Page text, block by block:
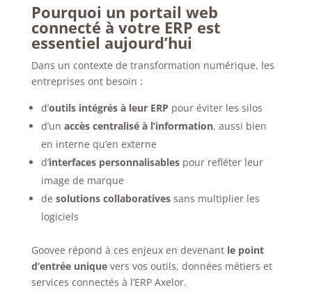
Pourquoi un portail web
connecté à votre ERP est
essentiel aujourd’hui
Dans un contexte de transformation numérique, les
entreprises ont besoin :
d’outils intégrés à leur ERP pour éviter les silos
d’un accès centralisé à l’information, aussi bien
en interne qu’en externe
d’interfaces personnalisablespour refléter leur
image de marque
de solutions collaborativessans multiplier les
logiciels
Goovee répond à ces enjeux en devenant le point
d’entrée uniquevers vos outils, données métiers et
services connectés à l’ERP Axelor.